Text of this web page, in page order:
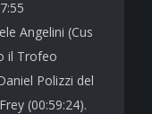
Angelini (Cus
il Trofeo
Polizzi del
(00:59:24).